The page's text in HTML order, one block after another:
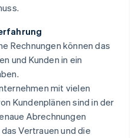
Rechnungen können das
und Kunden in ein
mit vielen
Kundenplänen sind in der
Abrechnungen
Vertrauen und die